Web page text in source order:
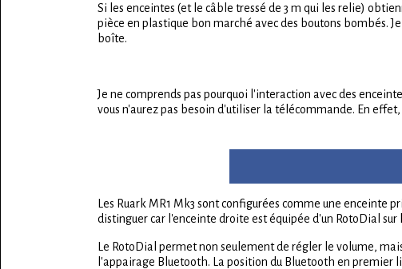
Si les enceintes (et le câble tressé de 3 m qui les relie)
pièce en plastique bon marché avec des boutons bombés.
boîte.
Je ne comprends pas pourquoi l'interaction avec des
vous n'aurez pas besoin d'utiliser la télécommande. En
Les Ruark MR1 Mk3 sont configurées comme une enceinte
distinguer car l'enceinte droite est équipée d'un RotoDial
Le RotoDial permet non seulement de régler le volume,
l'appairage Bluetooth. La position du Bluetooth en premier